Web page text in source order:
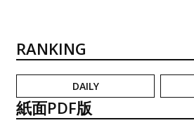
RANKING
DAILY
紙面PDF版